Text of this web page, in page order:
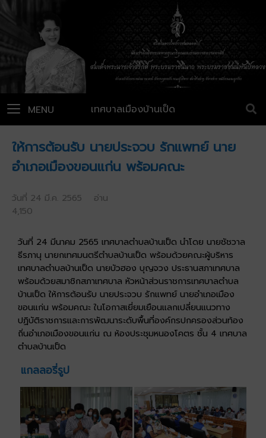
เทศบาลเมืองบ้านเป็ด
MENU
ให้การต้อนรับ นายประจวบ รักแพทย์ นาย
อำเภอเมืองขอนแก่น พร้อมคณะ
วันที่ 24 มี.ค. 2565 อ่าน
4,150
วันที่ 24 มีนาคม 2565 เทศบาลตำบลบ้านเป็ด นำโดย นายชัชวาล
ธีรภานุ นายกเทศมนตรีตำบลบ้านเป็ด พร้อมด้วยคณะผู้บริหาร
เทศบาลตำบลบ้านเป็ด นายบัวฮอง บุญจวง ประธานสภาเทศบาล
พร้อมด้วยสมาชิกสภาเทศบาล หัวหน้าส่วนราชการเทศบาลตำบล
บ้านเป็ด ให้การต้อนรับ นายประจวบ รักแพทย์ นายอำเภอเมือง
ขอนแก่น พร้อมคณะ ในโอกาสเยี่ยมเยือนแลกเปลี่ยนแนวทาง
ปฏิบัติราชการและการพัฒนาระดับพื้นที่องค์กรปกครองส่วนท้อง
ถิ่นอำเภอเมืองขอนแก่น ณ ห้องประชุมหนองโคตร ชั้น 4 เทศบาล
ตำบลบ้านเป็ด
แกลลอรี่รูป